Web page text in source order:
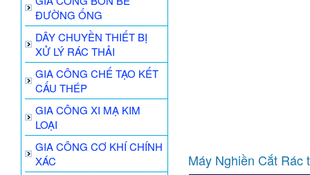
ĐƯỜNG ỐNG
DÂY CHUYỀN THIẾT BỊ
XỬ LÝ RÁC THẢI
GIA CÔNG CHẾ TẠO KẾT
CẤU THÉP
GIA CÔNG XI MẠ KIM
LOẠI
GIA CÔNG CƠ KHÍ CHÍNH
XÁC
Máy Nghiền Cắt Rác